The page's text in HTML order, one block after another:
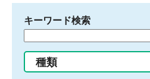
キーワード検索
る
種類